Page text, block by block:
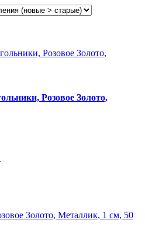
Розовое Золото,